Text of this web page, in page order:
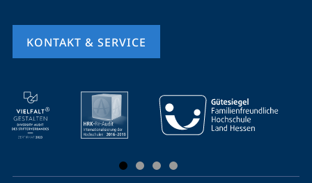
KONTAKT & SERVICE
Mobile-
Service-
Navigation